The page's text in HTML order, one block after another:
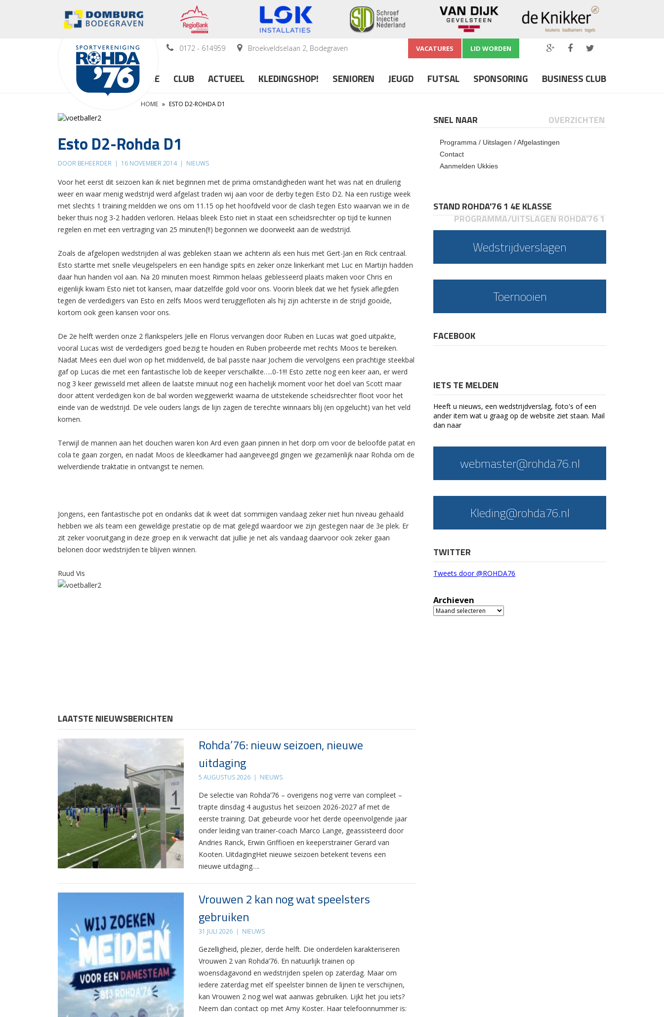
0172 - 614959 Broekveldselaan 2, Bodegraven VACATURES LID WORDEN
HOME CLUB ACTUEEL KLEDINGSHOP! SENIOREN JEUGD FUTSAL SPONSORING BUSINESS CLUB
HOME » ESTO D2-ROHDA D1
Esto D2-Rohda D1
DOOR BEHEERDER | 16 NOVEMBER 2014 | NIEUWS
Voor het eerst dit seizoen kan ik niet beginnen met de prima omstandigheden want het was nat en druilerig
weer en waar menig wedstrijd werd afgelast traden wij aan voor de derby tegen Esto D2. Na een rustige week
met slechts 1 training meldden we ons om 11.15 op het hoofdveld voor de clash tegen Esto waarvan we in de
beker thuis nog 3-2 hadden verloren. Helaas bleek Esto niet in staat een scheidsrechter op tijd te kunnen
regelen en met een vertraging van 25 minuten(!!) begonnen we doorweekt aan de wedstrijd.
Zoals de afgelopen wedstrijden al was gebleken staan we achterin als een huis met Gert-Jan en Rick centraal.
Esto startte met snelle vleugelspelers en een handige spits en zeker onze linkerkant met Luc en Martijn hadden
daar hun handen vol aan. Na 20 minuten moest Rimmon helaas geblesseerd plaats maken voor Chris en
eigenlijk kwam Esto niet tot kansen, maar datzelfde gold voor ons. Voorin bleek dat we het fysiek aflegden
tegen de verdedigers van Esto en zelfs Moos werd teruggefloten als hij zijn achterste in de strijd gooide,
kortom ook geen kansen voor ons.
De 2e helft werden onze 2 flankspelers Jelle en Florus vervangen door Ruben en Lucas wat goed uitpakte,
vooral Lucas wist de verdedigers goed bezig te houden en Ruben probeerde met rechts Moos te bereiken.
Nadat Mees een duel won op het middenveld, de bal passte naar Jochem die vervolgens een prachtige steekbal
gaf op Lucas die met een fantastische lob de keeper verschalkte…..0-1!!! Esto zette nog een keer aan, er werd
nog 3 keer gewisseld met alleen de laatste minuut nog een hachelijk moment voor het doel van Scott maar
door attent verdedigen kon de bal worden weggewerkt waarna de uitstekende scheidsrechter floot voor het
einde van de wedstrijd. De vele ouders langs de lijn zagen de terechte winnaars blij (en opgelucht) van het veld
komen.
Terwijl de mannen aan het douchen waren kon Ard even gaan pinnen in het dorp om voor de beloofde patat en
cola te gaan zorgen, en nadat Moos de kleedkamer had aangeveegd gingen we gezamenlijk naar Rohda om de
welverdiende traktatie in ontvangst te nemen.
Jongens, een fantastische pot en ondanks dat ik weet dat sommigen vandaag zeker niet hun niveau gehaald
hebben we als team een geweldige prestatie op de mat gelegd waardoor we zijn gestegen naar de 3e plek. Er
zit zeker vooruitgang in deze groep en ik verwacht dat jullie je net als vandaag daarvoor ook zeker gaan
belonen door wedstrijden te blijven winnen.
Ruud Vis
LAATSTE NIEUWSBERICHTEN
Rohda’76: nieuw seizoen, nieuwe
uitdaging
5 AUGUSTUS 2026 | NIEUWS
De selectie van Rohda’76 – overigens nog verre van compleet –
trapte dinsdag 4 augustus het seizoen 2026-2027 af met de
eerste training. Dat gebeurde voor het derde opeenvolgende jaar
onder leiding van trainer-coach Marco Lange, geassisteerd door
Andries Ranck, Erwin Griffioen en keeperstrainer Gerard van
Kooten. UitdagingHet nieuwe seizoen betekent tevens een
nieuwe uitdaging….
Vrouwen 2 kan nog wat speelsters
gebruiken
31 JULI 2026 | NIEUWS
Gezelligheid, plezier, derde helft. Die onderdelen karakteriseren
Vrouwen 2 van Rohda’76. En natuurlijk trainen op
woensdagavond en wedstrijden spelen op zaterdag. Maar om
iedere zaterdag met elf speelster binnen de lijnen te verschijnen,
kan Vrouwen 2 nog wel wat aanwas gebruiken. Lijkt het jou iets?
Neem dan contact op met Amy Koster. Haar telefoonnummer is:
SNEL NAAR OVERZICHTEN
Programma / Uitslagen / Afgelastingen
Contact
Aanmelden Ukkies
STAND ROHDA'76 1 4E KLASSE
PROGRAMMA/UITSLAGEN ROHDA'76 1
Wedstrijdverslagen
Toernooien
FACEBOOK
IETS TE MELDEN
Heeft u nieuws, een wedstrijdverslag, foto's of een
ander item wat u graag op de website ziet staan. Mail
dan naar
webmaster@rohda76.nl
Kleding@rohda76.nl
TWITTER
Tweets door @ROHDA76
Archieven
Archieven